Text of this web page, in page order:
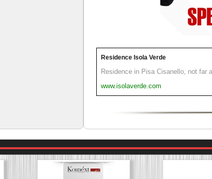
Residence Isola Verde
Residence in Pisa Cisanello, not far
www.isolaverde.com